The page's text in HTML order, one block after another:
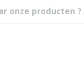
onze producten ?